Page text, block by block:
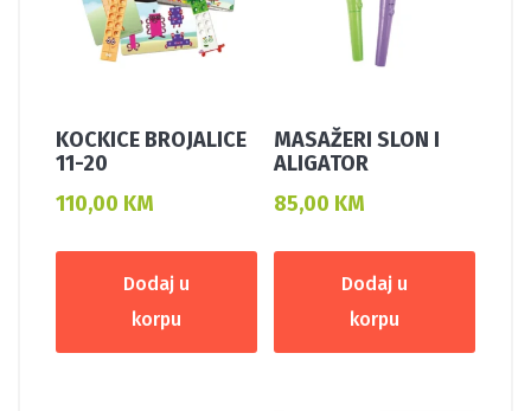
KOCKICE BROJALICE
11-20
110,00 KM
Dodaj u
korpu
MASAŽERI SLON I
ALIGATOR
85,00 KM
Dodaj u
korpu